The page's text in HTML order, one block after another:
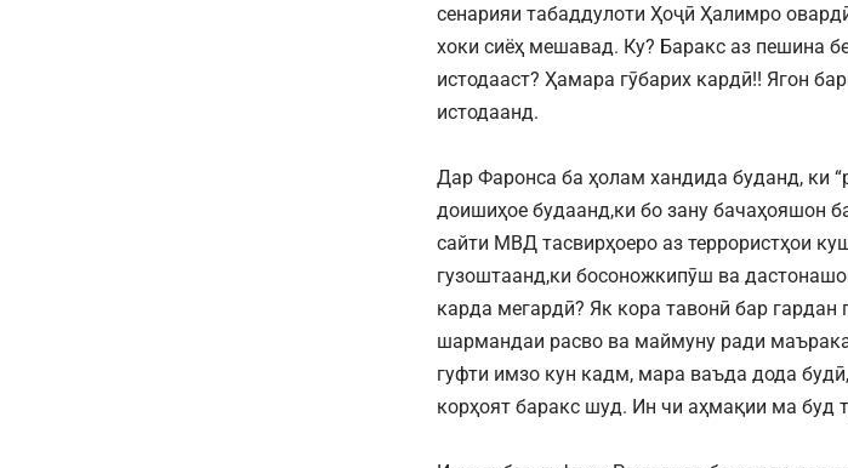
сенарияи табаддулоти Ҳоҷӣ Ҳалимро
хоки сиёҳ мешавад. Ку? Баракс аз пешина
истодааст? Ҳамара гӯбарих кардӣ!! Ягон
истодаанд.
Дар Фаронса ба ҳолам хандида буданд,
доишиҳое будаанд,ки бо зану бачаҳояшон
сайти МВД тасвирҳоеро аз террористҳои
гузоштаанд,ки босоножкипӯш ва
карда мегардӣ? Як кора тавонӣ бар
шармандаи расво ва маймуну ради
гуфти имзо кун кадм, мара ваъда дода
корҳоят баракс шуд. Ин чи аҳмақии ма буд